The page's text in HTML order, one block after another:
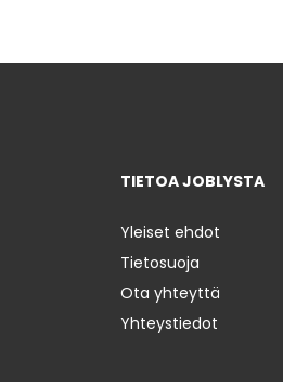
TIETOA JOBLYSTA
Yleiset ehdot
Tietosuoja
Ota yhteyttä
Yhteystiedot